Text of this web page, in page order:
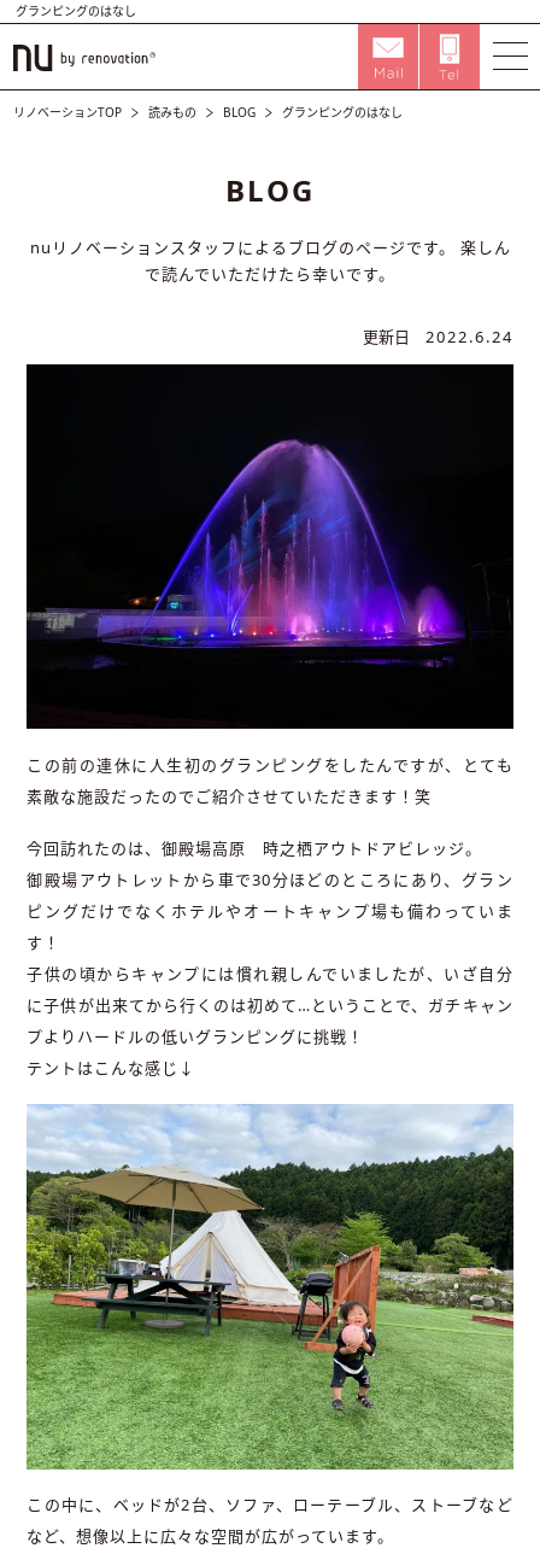
グランピングのはなし
リノベーションTOP 読みもの BLOG グランピングのはなし
BLOG
nuリノベーションスタッフによるブログのページです。
楽しん
で読んでいただけたら幸いです。
更新日 2022.6.24
この前の連休に人生初のグランピングをしたんですが、とても
素敵な施設だったのでご紹介させていただきます！笑
今回訪れたのは、御殿場高原 時之栖アウトドアビレッジ。
御殿場アウトレットから車で30分ほどのところにあり、グラン
ピングだけでなくホテルやオートキャンプ場も備わっていま
す！
子供の頃からキャンプには慣れ親しんでいましたが、いざ自分
に子供が出来てから行くのは初めて…ということで、ガチキャン
プよりハードルの低いグランピングに挑戦！
テントはこんな感じ↓
この中に、ベッドが2台、ソファ、ローテーブル、ストーブなど
など、想像以上に広々な空間が広がっています。